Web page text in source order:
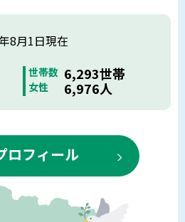
8月1日現在
世帯数 6,293世帯
女性 6,976人
ロフィール